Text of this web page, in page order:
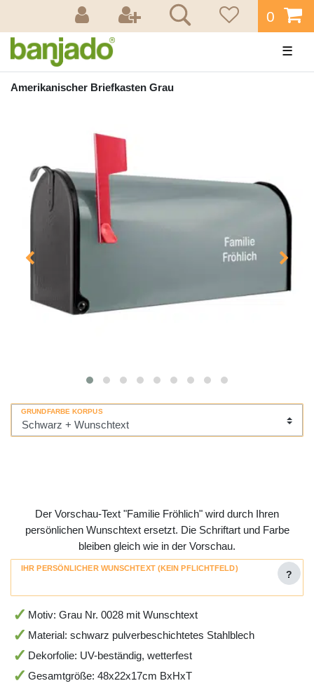
0
☰
Amerikanischer Briefkasten Grau
GRUNDFARBE KORPUS
Der Vorschau-Text "Familie Fröhlich" wird durch Ihren
persönlichen Wunschtext ersetzt. Die Schriftart und Farbe
bleiben gleich wie in der Vorschau.
IHR PERSÖNLICHER WUNSCHTEXT (KEIN PFLICHTFELD)
?
Motiv: Grau Nr. 0028 mit Wunschtext
Material: schwarz pulverbeschichtetes Stahlblech
Dekorfolie: UV-beständig, wetterfest
Gesamtgröße: 48x22x17cm BxHxT